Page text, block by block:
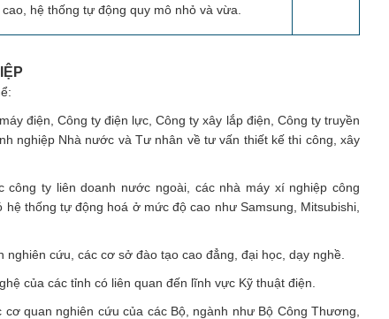
hệ thống tự động quy mô nhỏ và vừa.
điện, Công ty điện lực, Công ty xây lắp điện, Công ty truyền
nghiệp Nhà nước và Tư nhân về tư vấn thiết kế thi công, xây
ty liên doanh nước ngoài, các nhà máy xí nghiệp công
thống tự động hoá ở mức độ cao như Samsung, Mitsubishi,
cứu, các cơ sở đào tạo cao đẳng, đại học, dạy nghề.
của các tỉnh có liên quan đến lĩnh vực Kỹ thuật điện.
quan nghiên cứu của các Bộ, ngành như Bộ Công Thương,